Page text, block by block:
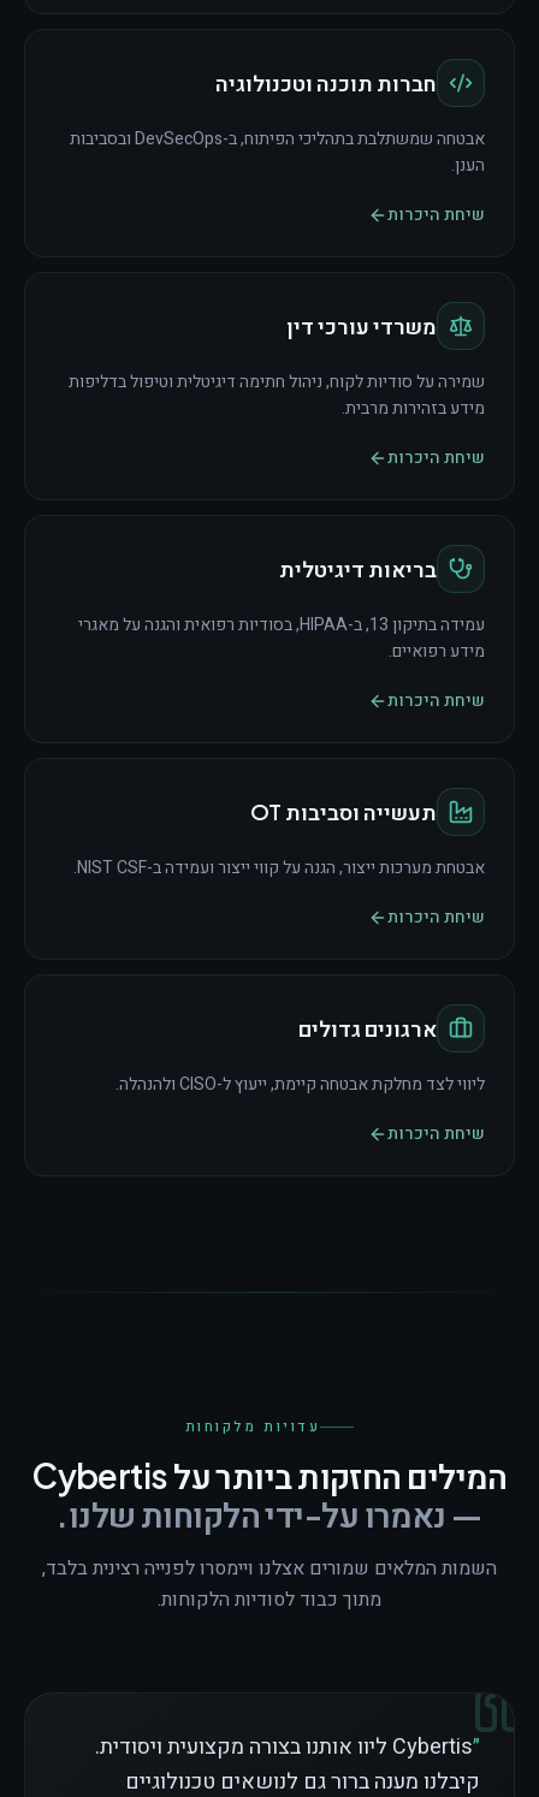
חברות תוכנה וטכנולוגיה
אבטחה שמשתלבת בתהליכי הפיתוח, ב-DevSecOps ובסביבות
הענן.
שיחת היכרות
משרדי עורכי דין
שמירה על סודיות לקוח, ניהול חתימה דיגיטלית וטיפול בדליפות
מידע בזהירות מרבית.
שיחת היכרות
בריאות דיגיטלית
עמידה בתיקון 13, ב-HIPAA, בסודיות רפואית והגנה על מאגרי
מידע רפואיים.
שיחת היכרות
תעשייה וסביבות OT
אבטחת מערכות ייצור, הגנה על קווי ייצור ועמידה ב-NIST CSF.
שיחת היכרות
ארגונים גדולים
ליווי לצד מחלקת אבטחה קיימת, ייעוץ ל-CISO ולהנהלה.
שיחת היכרות
עדויות מלקוחות
המילים החזקות ביותר על Cybertis
— נאמרו על-ידי הלקוחות שלנו.
השמות המלאים שמורים אצלנו ויימסרו לפנייה רצינית בלבד,
מתוך כבוד לסודיות הלקוחות.
״
Cybertis ליוו אותנו בצורה מקצועית ויסודית.
קיבלנו מענה ברור גם לנושאים טכנולוגיים